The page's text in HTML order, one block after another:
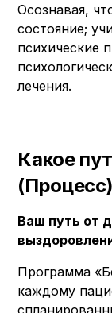
Осознавая,
состояние;
психические
лечения.
Какое
(Процесс)
Ваш путь от
Программа
каждому